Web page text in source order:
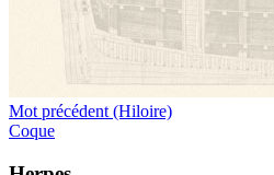
Mot précédent (Hiloire)
Coque